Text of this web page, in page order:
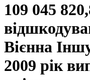
109 045
Вієнна
2009 рік